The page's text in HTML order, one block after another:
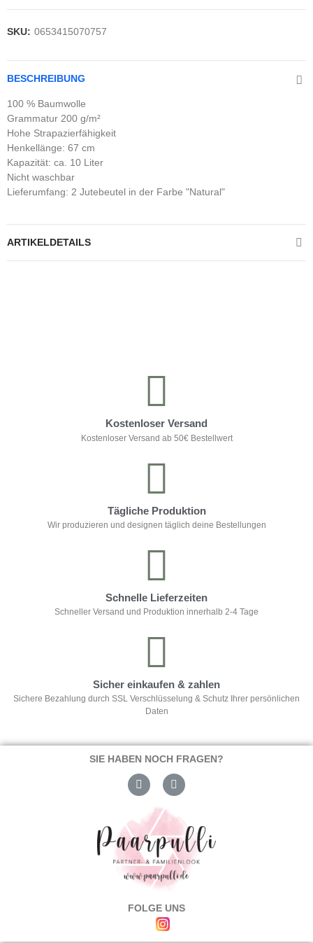
SKU: 0653415070757
BESCHREIBUNG
100 % Baumwolle
Grammatur 200 g/m²
Hohe Strapazierfähigkeit
Henkellänge: 67 cm
Kapazität: ca. 10 Liter
Nicht waschbar
Lieferumfang: 2 Jutebeutel in der Farbe "Natural"
ARTIKELDETAILS
Kostenloser Versand
Kostenloser Versand ab 50€ Bestellwert
Tägliche Produktion
Wir produzieren und designen täglich deine Bestellungen
Schnelle Lieferzeiten
Schneller Versand und Produktion innerhalb 2-4 Tage
Sicher einkaufen & zahlen
Sichere Bezahlung durch SSL Verschlüsselung & Schutz Ihrer persönlichen
Daten
SIE HABEN NOCH FRAGEN?
FOLGE UNS